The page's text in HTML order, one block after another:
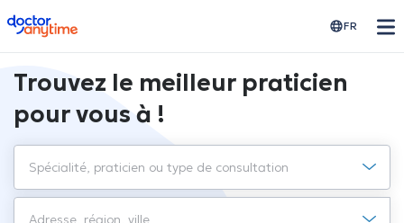
doctoranytime FR
Trouvez le meilleur praticien
pour vous à !